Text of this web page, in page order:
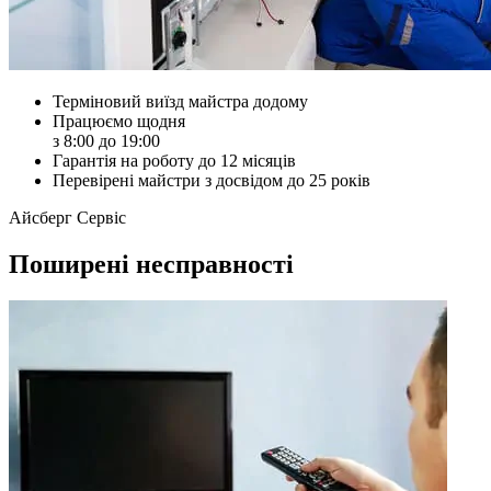
Терміновий виїзд майстра додому
Працюємо щодня
з 8:00 до 19:00
Гарантія на роботу до 12 місяців
Перевірені майстри з досвідом до 25 років
Айсберг Сервіс
Поширені несправності